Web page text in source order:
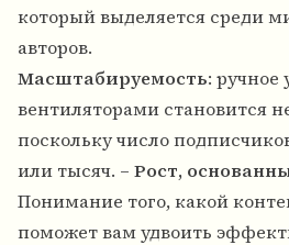
который выделяется среди
авторов.
Масштабируемость: ручное
вентиляторами становится
поскольку число
или тысяч. – Рост,
Понимание того, какой
поможет вам удвоить